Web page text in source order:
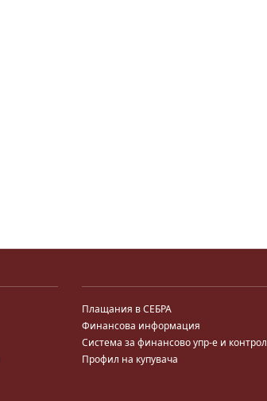
Плащания в СЕБРА
Финансова информация
Система за финансово упр-е и контрол
Профил на купувача